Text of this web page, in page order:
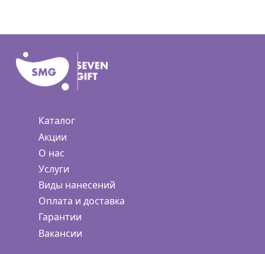
Каталог
Акции
О нас
Услуги
Виды нанесений
Оплата и доставка
Гарантии
Вакансии